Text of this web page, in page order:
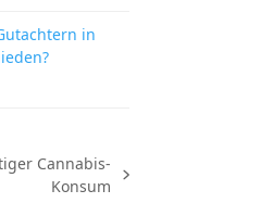
in
Cannabis-
Konsum